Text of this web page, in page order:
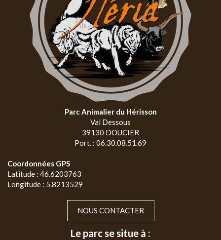
Parc Animalier du Hérisson
Val Dessous
39130 DOUCIER
Port. : 06.30.08.51.69
Coordonnées GPS
Latitude : 46.6203763
Longitude : 5.8213529
NOUS CONTACTER
Le parc se situe à :